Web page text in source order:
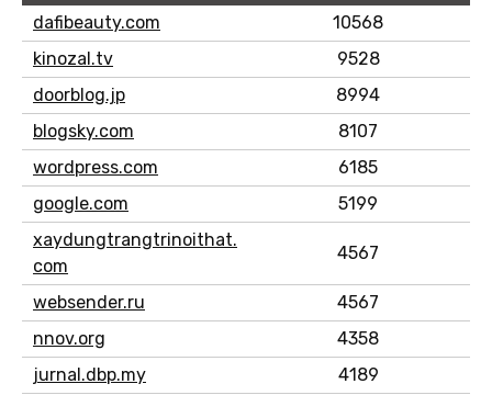
dafibeauty.com
10568
kinozal.tv
9528
doorblog.jp
8994
blogsky.com
8107
wordpress.com
6185
google.com
5199
xaydungtrangtrinoithat.
com
4567
websender.ru
4567
nnov.org
4358
jurnal.dbp.my
4189